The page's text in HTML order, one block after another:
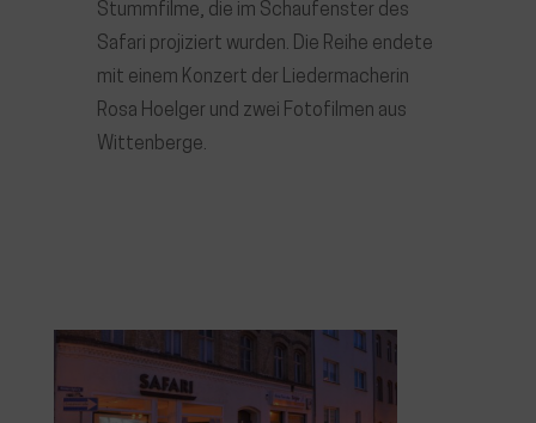
Stummfilme, die im Schaufenster des
Safari projiziert wurden. Die Reihe endete
mit einem Konzert der Liedermacherin
Rosa Hoelger und zwei Fotofilmen aus
Wittenberge.